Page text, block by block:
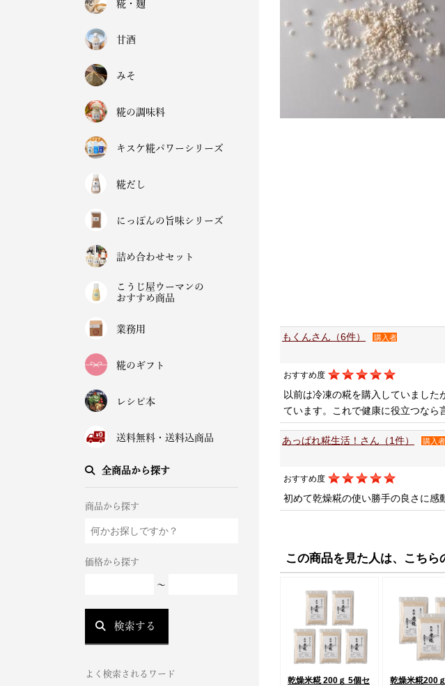
糀・麹
甘酒
みそ
糀の調味料
キスケ糀パワーシリーズ
糀だし
にっぽんの旨味シリーズ
詰め合わせセット
こうじ屋ウーマンの
おすすめ商品
業務用
糀のギフト
レシピ本
送料無料・送料込商品
全商品から探す
商品から探す
価格から探す
～
検索する
よく検索されるワード
もくんさん（6件） 購入者
おすすめ度
以前は冷凍の糀を購入していまし
ています。これで健康に役立つなら
あっぱれ糀生活！さん（1件） 購入者
おすすめ度
初めて乾燥糀の使い勝手の良さに感
この商品を見た人は、こちら
乾燥米糀 200ｇ 5個セ
乾燥米糀200